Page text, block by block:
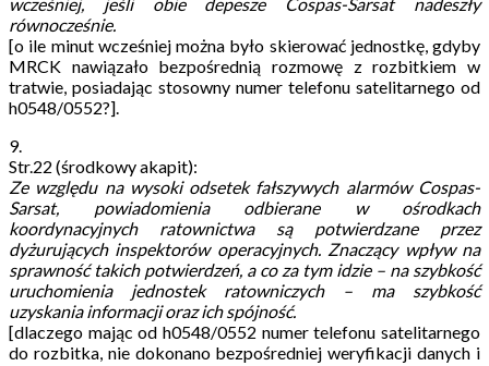
równocześnie.
[o ile minut wcześniej można było skierować jednostkę, gdyby
MRCK nawiązało bezpośrednią rozmowę z rozbitkiem w
tratwie, posiadając stosowny numer telefonu satelitarnego od
h0548/0552?].
9.
Str.22 (środkowy akapit):
Ze względu na wysoki odsetek fałszywych alarmów Cospas-
Sarsat, powiadomienia odbierane w ośrodkach
koordynacyjnych ratownictwa są potwierdzane przez
dyżurujących inspektorów operacyjnych. Znaczący wpływ na
sprawność takich potwierdzeń, a co za tym idzie – na szybkość
uruchomienia jednostek ratowniczych – ma szybkość
uzyskania informacji oraz ich spójność.
[dlaczego mając od h0548/0552 numer telefonu satelitarnego
do rozbitka, nie dokonano bezpośredniej weryfikacji danych i